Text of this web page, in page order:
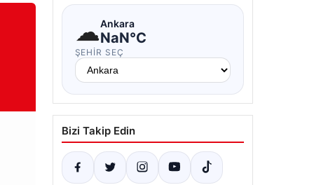
☁Ankara
NaN°C
ŞEHIR SEÇ
Bizi Takip Edin